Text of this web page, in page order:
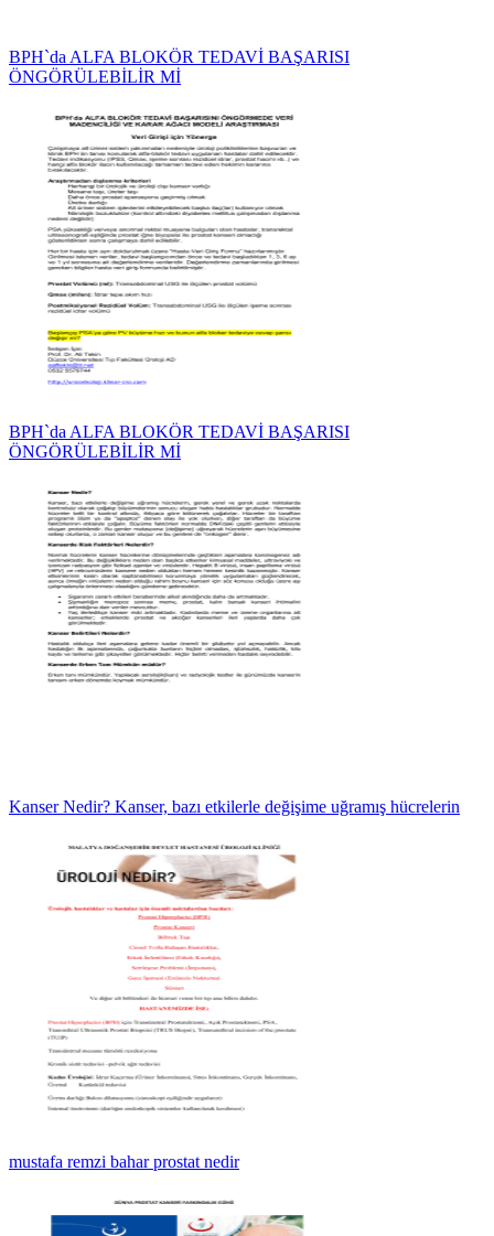
BPH`da ALFA BLOKÖR TEDAVİ BAŞARISI
ÖNGÖRÜLEBİLİR Mİ
BPH`da ALFA BLOKÖR TEDAVİ BAŞARISI
ÖNGÖRÜLEBİLİR Mİ
Kanser Nedir? Kanser, bazı etkilerle değişime uğramış hücrelerin
mustafa remzi bahar prostat nedir